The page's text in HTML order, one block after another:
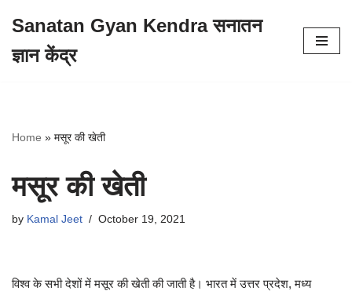
to
Sanatan Gyan Kendra सनातन
ज्ञान केंद्र
Home » मसूर की खेती
मसूर की खेती
by Kamal Jeet October 19, 2021
विश्व के सभी देशों में मसूर की खेती की जाती है। भारत में उत्तर प्रदेश, मध्य